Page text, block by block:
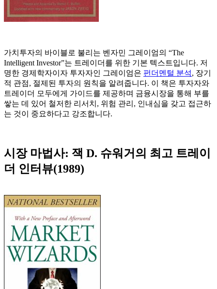
가치투자의 바이블로 불리는 벤자민 그레이엄의 “The
Intelligent Investor”는 트레이더를 위한 기본 텍스트입니다. 저
명한 경제학자이자 투자자인 그레이엄은 펀더멘털 분석, 장기
적 관점, 절제된 투자의 원칙을 알려줍니다. 이 책은 투자자와
트레이더 모두에게 가이드를 제공하며 금융시장을 통해 부를
쌓는 데 있어 철저한 리서치, 위험 관리, 인내심을 갖고 접근하
는 것이 중요하다고 강조합니다.
시장 마법사: 잭 D. 슈워거의 최고 트레이
더 인터뷰(1989)